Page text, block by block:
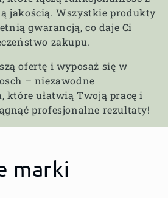
jakością. Wszystkie produkty
gwarancją, co daje Ci
zakupu.
ofertę i wyposaż się w
– niezawodne
które ułatwią Twoją pracę i
profesjonalne rezultaty!
marki